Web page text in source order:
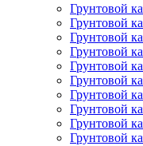
Грунтовой
Грунтовой
Грунтовой
Грунтовой
Грунтовой
Грунтовой
Грунтовой
Грунтовой
Грунтовой
Грунтовой